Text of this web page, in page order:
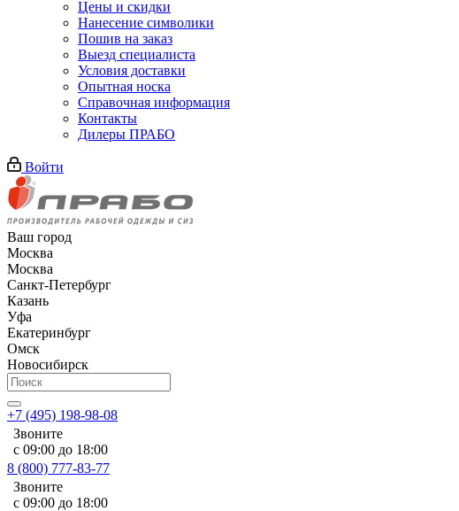
Цены и скидки
Нанесение символики
Пошив на заказ
Выезд специалиста
Условия доставки
Опытная носка
Справочная информация
Контакты
Дилеры ПРАБО
Войти
Ваш город
Москва
Москва
Санкт-Петербург
Казань
Уфа
Екатеринбург
Омск
Новосибирск
+7 (495) 198-98-08
Звоните
с 09:00 до 18:00
8 (800) 777-83-77
Звоните
с 09:00 до 18:00